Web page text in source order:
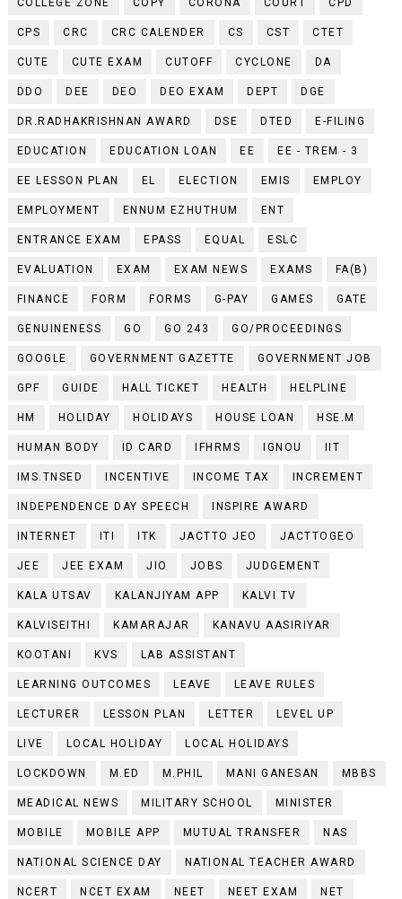
CPS CRC CRC CALENDER CS CST CTET
CUTE CUTE EXAM CUTOFF CYCLONE DA
DDO DEE DEO DEO EXAM DEPT DGE
DR.RADHAKRISHNAN AWARD DSE DTED E-FILING
EDUCATION EDUCATION LOAN EE EE - TREM - 3
EE LESSON PLAN EL ELECTION EMIS EMPLOY
EMPLOYMENT ENNUM EZHUTHUM ENT
ENTRANCE EXAM EPASS EQUAL ESLC
EVALUATION EXAM EXAM NEWS EXAMS FA(B)
FINANCE FORM FORMS G-PAY GAMES GATE
GENUINENESS GO GO 243 GO/PROCEEDINGS
GOOGLE GOVERNMENT GAZETTE GOVERNMENT JOB
GPF GUIDE HALL TICKET HEALTH HELPLINE
HM HOLIDAY HOLIDAYS HOUSE LOAN HSE.M
HUMAN BODY ID CARD IFHRMS IGNOU IIT
IMS.TNSED INCENTIVE INCOME TAX INCREMENT
INDEPENDENCE DAY SPEECH INSPIRE AWARD
INTERNET ITI ITK JACTTO JEO JACTTOGEO
JEE JEE EXAM JIO JOBS JUDGEMENT
KALA UTSAV KALANJIYAM APP KALVI TV
KALVISEITHI KAMARAJAR KANAVU AASIRIYAR
KOOTANI KVS LAB ASSISTANT
LEARNING OUTCOMES LEAVE LEAVE RULES
LECTURER LESSON PLAN LETTER LEVEL UP
LIVE LOCAL HOLIDAY LOCAL HOLIDAYS
LOCKDOWN M.ED M.PHIL MANI GANESAN MBBS
MEADICAL NEWS MILITARY SCHOOL MINISTER
MOBILE MOBILE APP MUTUAL TRANSFER NAS
NATIONAL SCIENCE DAY NATIONAL TEACHER AWARD
NCERT NCET EXAM NEET NEET EXAM NET